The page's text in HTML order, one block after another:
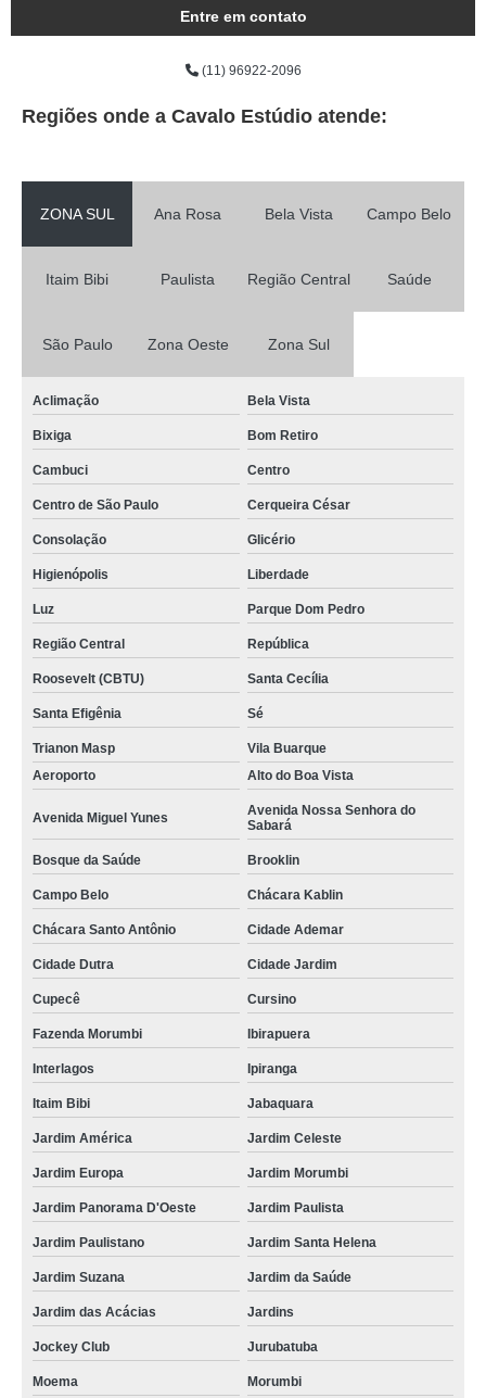
Entre em contato
(11) 96922-2096
Regiões onde a Cavalo Estúdio atende:
ZONA SUL Ana Rosa Bela Vista Campo Belo
Itaim Bibi Paulista Região Central Saúde
São Paulo Zona Oeste Zona Sul
Aclimação Bela Vista
Bixiga Bom Retiro
Cambuci Centro
Centro de São Paulo Cerqueira César
Consolação Glicério
Higienópolis Liberdade
Luz Parque Dom Pedro
Região Central República
Roosevelt (CBTU) Santa Cecília
Santa Efigênia Sé
Trianon Masp
Vila Buarque
Aeroporto
Alto do Boa Vista
Avenida Miguel Yunes
Avenida Nossa Senhora do
Sabará
Bosque da Saúde Brooklin
Campo Belo Chácara Kablin
Chácara Santo Antônio Cidade Ademar
Cidade Dutra Cidade Jardim
Cupecê Cursino
Fazenda Morumbi Ibirapuera
Interlagos Ipiranga
Itaim Bibi Jabaquara
Jardim América Jardim Celeste
Jardim Europa Jardim Morumbi
Jardim Panorama D'Oeste Jardim Paulista
Jardim Paulistano Jardim Santa Helena
Jardim Suzana Jardim da Saúde
Jardim das Acácias Jardins
Jockey Club Jurubatuba
Moema Morumbi